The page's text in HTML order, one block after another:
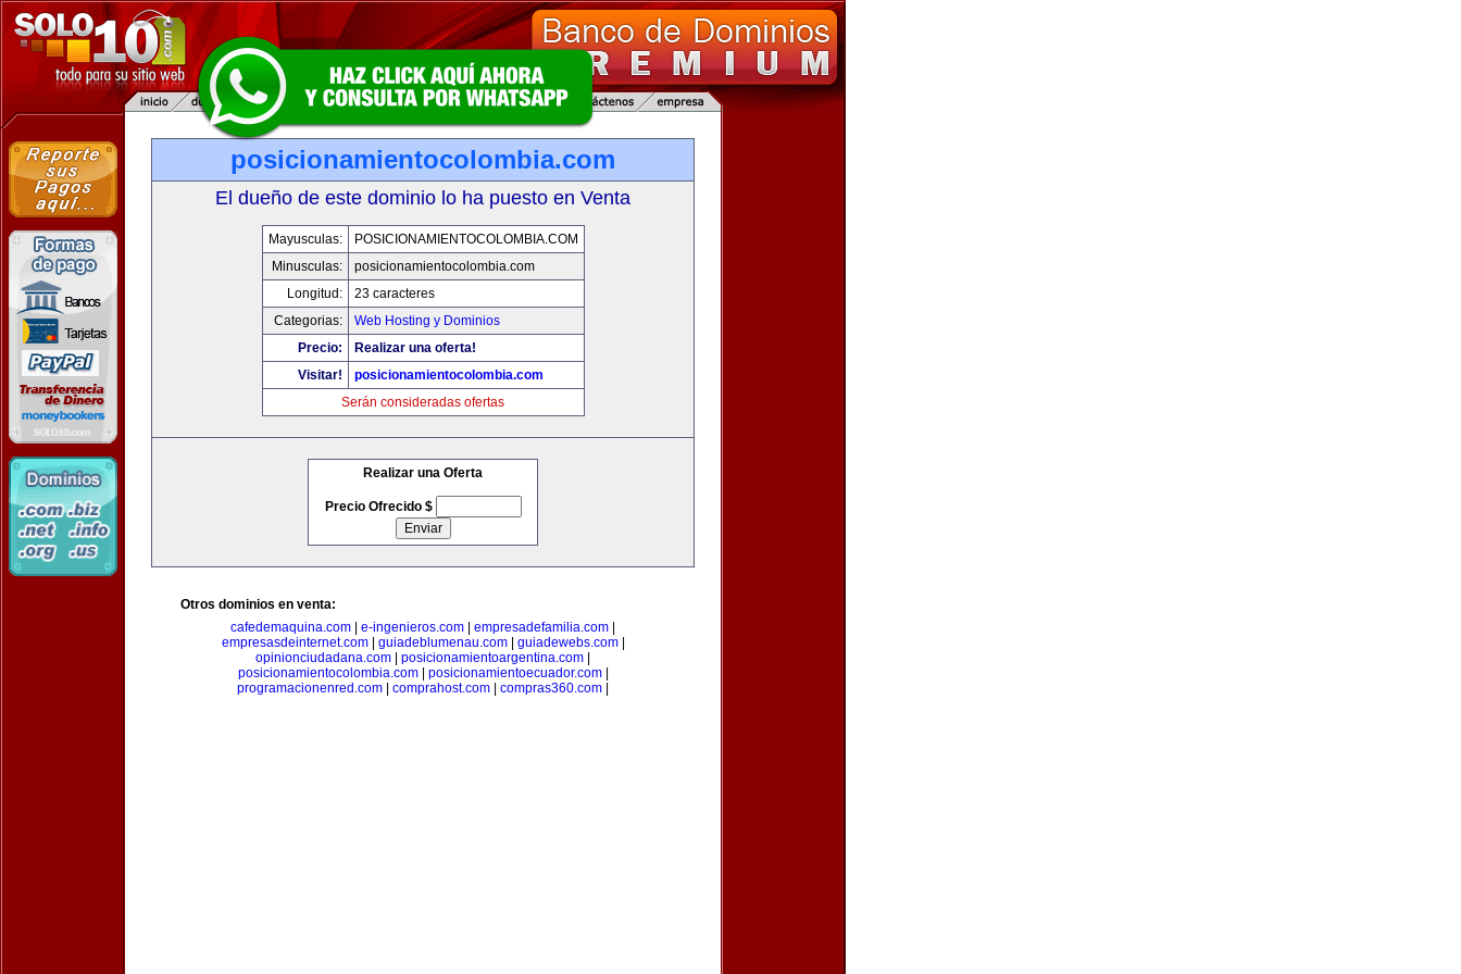
posicionamientocolombia.com
El dueño de este dominio lo ha puesto en Venta
Mayusculas:
POSICIONAMIENTOCOLOMBIA.COM
Minusculas:
posicionamientocolombia.com
Longitud:
23 caracteres
Categorias:
Web Hosting y Dominios
Precio:
Realizar una oferta!
Visitar!
posicionamientocolombia.com
Serán consideradas ofertas
Realizar una Oferta
Precio Ofrecido $
Otros dominios en venta:
cafedemaquina.com
e-ingenieros.com empresadefamilia.com
empresasdeinternet.com| guiadeblumenau.com| guiadewebs.com|
opinionciudadana.com
posicionamientoargentina.com
posicionamientocolombia.com| posicionamientoecuador.com|
programacionenred.com
comprahost.com compras360.com